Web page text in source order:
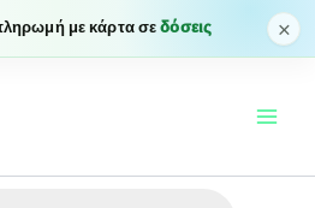
με κάρτα σεδόσεις ×